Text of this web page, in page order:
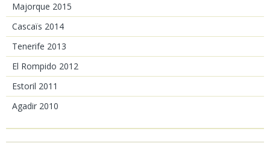
Majorque 2015
Cascaïs 2014
Tenerife 2013
El Rompido 2012
Estoril 2011
Agadir 2010